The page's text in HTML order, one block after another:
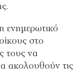
ενημερωτικό
στο
τους να
ακολουθούν τις